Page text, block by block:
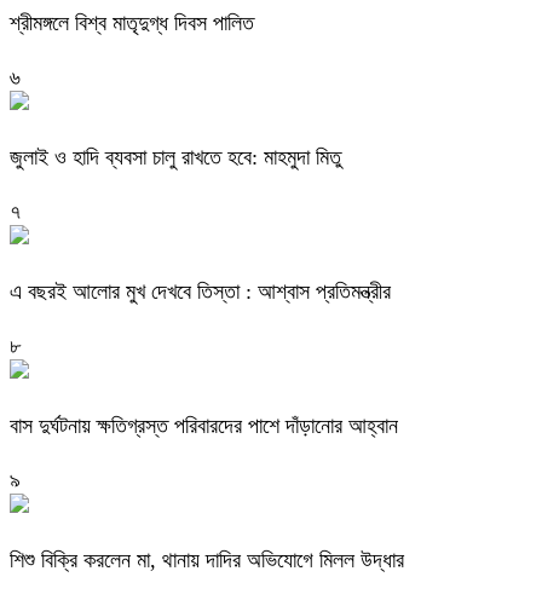
শ্রীমঙ্গলে বিশ্ব মাতৃদুগ্ধ দিবস পালিত
৬
জুলাই ও হাদি ব্যবসা চালু রাখতে হবে: মাহমুদা মিতু
৭
এ বছরই আলোর মুখ দেখবে তিস্তা : আশ্বাস প্রতিমন্ত্রীর
৮
বাস দুর্ঘটনায় ক্ষতিগ্রস্ত পরিবারদের পাশে দাঁড়ানোর আহ্বান
৯
শিশু বিক্রি করলেন মা, থানায় দাদির অভিযোগে মিলল উদ্ধার